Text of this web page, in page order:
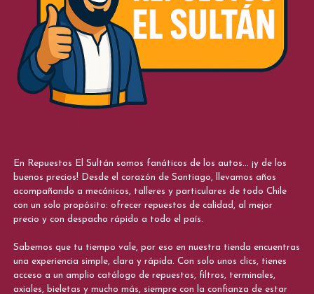
En Repuestos El Sultán somos fanáticos de los autos... ¡y de los
buenos precios! Desde el corazón de Santiago, llevamos años
acompañando a mecánicos, talleres y particulares de todo Chile
con un solo propósito: ofrecer repuestos de calidad, al mejor
precio y con despacho rápido a todo el país.
Sabemos que tu tiempo vale, por eso en nuestra tienda encuentras
una experiencia simple, clara y rápida. Con solo unos clics, tienes
acceso a un amplio catálogo de repuestos, filtros, terminales,
axiales, bieletas y mucho más, siempre con la confianza de estar